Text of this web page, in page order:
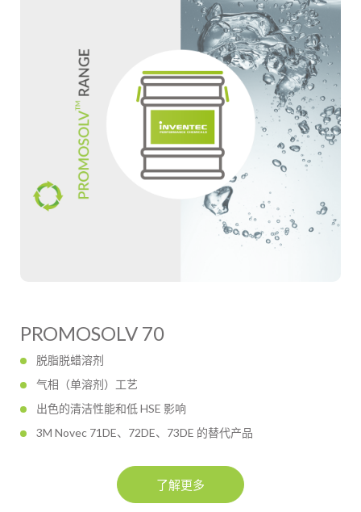
PROMOSOLV 70
脱脂脱蜡溶剂
气相（单溶剂）工艺
出色的清洁性能和低 HSE 影响
3M Novec 71DE、72DE、73DE 的替代产品
了解更多